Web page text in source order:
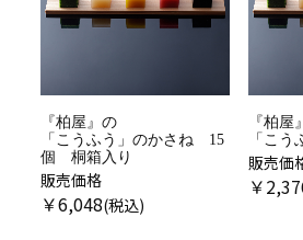
『柏屋』の
「こうふう」のかさね 15
個 桐箱入り
販売価格
￥6,048
『柏屋
「こ
販売価
￥